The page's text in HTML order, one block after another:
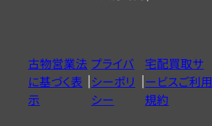
ー
ヤ
ル
0120604117
古物営業法
に基づく表
示
プライバ
シーポリ
シー
宅配買取サ
ービスご利用
規約